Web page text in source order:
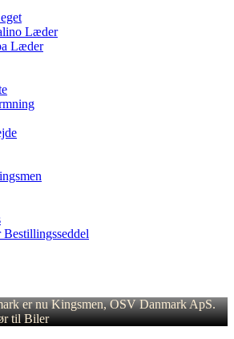
Læder
Læder
Bestillingsseddel
er nu Kingsmen, OSV Danmark ApS.
til Biler